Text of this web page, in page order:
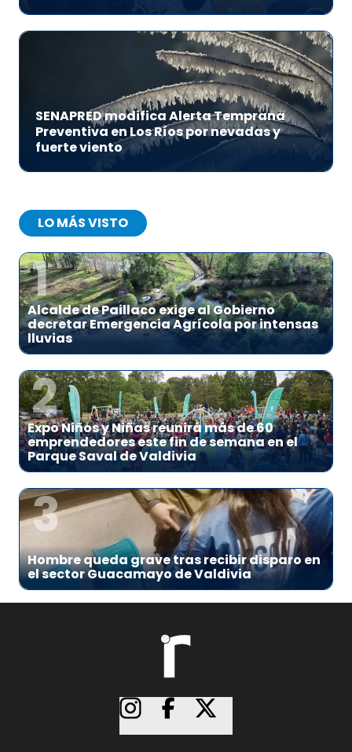
SENAPRED modifica Alerta Temprana
Preventiva en Los Ríos por nevadas y
fuerte viento
LO MÁS VISTO
1
Alcalde de Paillaco exige al Gobierno
decretar Emergencia Agrícola por intensas
lluvias
2
Expo Niños y Niñas reunirá más de 60
emprendedores este fin de semana en el
Parque Saval de Valdivia
3
Hombre queda grave tras recibir disparo en
el sector Guacamayo de Valdivia